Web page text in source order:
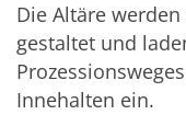
Die Altäre
gestaltet und
Innehalten ein.